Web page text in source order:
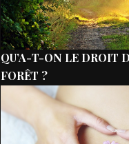
QU’A-T-ON LE DROIT
FORÊT ?